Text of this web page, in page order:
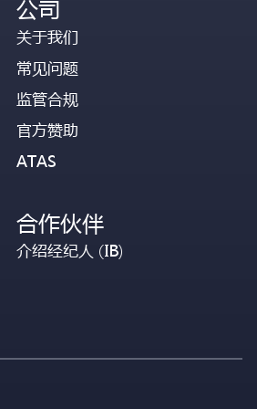
公司
关于我们
常见问题
监管合规
官方赞助
ATAS
合作伙伴
介绍经纪人 (IB)